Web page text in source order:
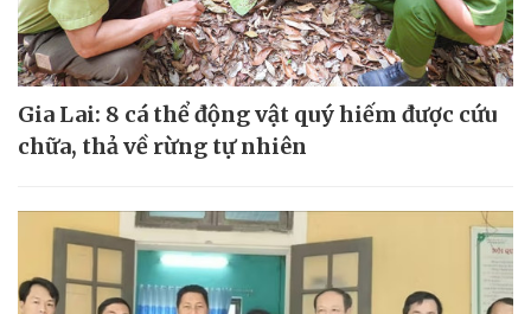
Gia Lai: 8 cá thể động vật quý hiếm được cứu
chữa, thả về rừng tự nhiên